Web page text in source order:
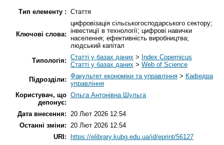
Тип елементу : Стаття
Ключові слова:
цифровізація сільськогосподарського сектору;
інвестиції в технології; цифрові навички
населення; ефективність виробництва;
людський капітал
Типологія: Статті у базах даних > Index Copernicus
Статті у базах даних > Web of Science
Підрозділи: Факультет економіки та управління > Кафедра
управління
Користувач, що
депонує:
Ольга Антонівна Шульга
Дата внесення: 20 Лют 2026 12:54
Останні зміни: 20 Лют 2026 12:54
URI:
https://elibrary.kubg.edu.ua/id/eprint/56127